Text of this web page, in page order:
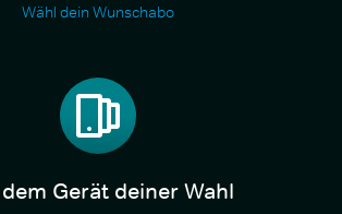
Wähl dein Wunschabo
Gerät deiner Wahl